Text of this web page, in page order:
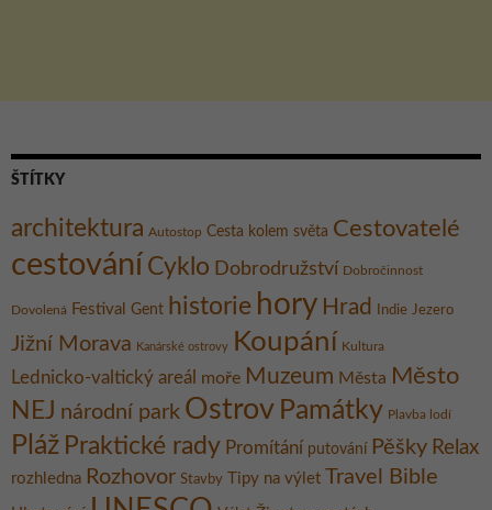
ŠTÍTKY
architektura Autostop Cesta kolem světa Cestovatelé
cestování Cyklo Dobrodružství Dobročinnost
Dovolená Festival Gent historie hory Hrad Indie Jezero
Jižní Morava Kanárské ostrovy Koupání Kultura
Lednicko-valtický areál moře Muzeum Města Město
NEJ národní park Ostrov Památky Plavba lodí
Pláž Praktické rady Promítání putování Pěšky Relax
rozhledna Rozhovor Stavby Tipy na výlet Travel Bible